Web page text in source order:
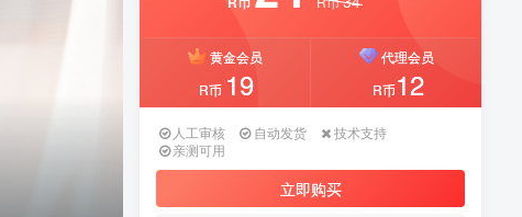
黄金会员
R币 19
代理会员
R币12
人工审核 自动发货
技术支持
亲测可用
立即购买